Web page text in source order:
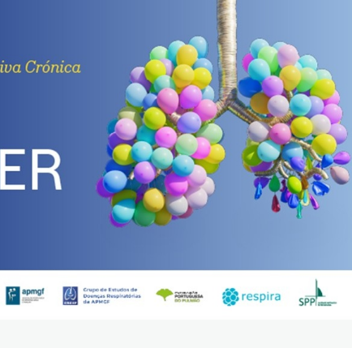
de Estudos Défice de Alfa-1 Antitripsina
de Estudo de Fibrose Quística